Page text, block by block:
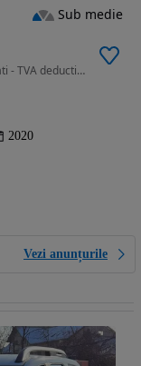
1461 cm3 • 75 CP • Unic proprietar - Km certificati - TVA deductibil
2020
Vezi anunțurile
Sub medie